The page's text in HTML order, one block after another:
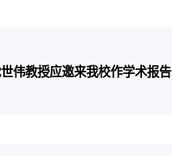
伟教授应邀来我校作学术报告